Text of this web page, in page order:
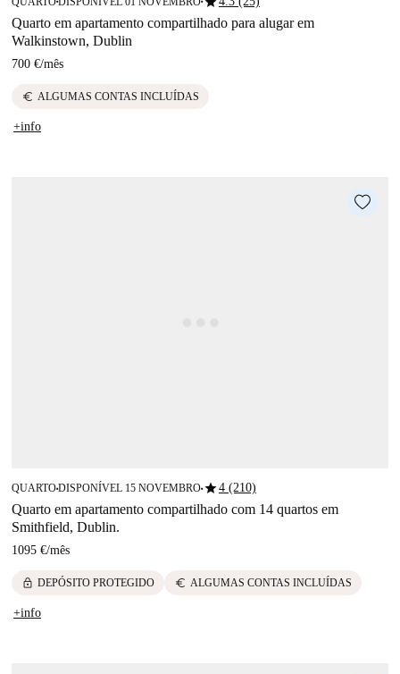
■ ■
Quarto em apartamento compartilhado para alugar em
Walkinstown, Dublin
700 €/mês
euro ALGUMAS CONTAS INCLUÍDAS
+info
QUARTO■DISPONÍVEL 15 NOVEMBRO■star4 (210)
Quarto em apartamento compartilhado com 14 quartos em
Smithfield, Dublin.
1095 €/mês
lock DEPÓSITO PROTEGIDO euro ALGUMAS CONTAS INCLUÍDAS
+info